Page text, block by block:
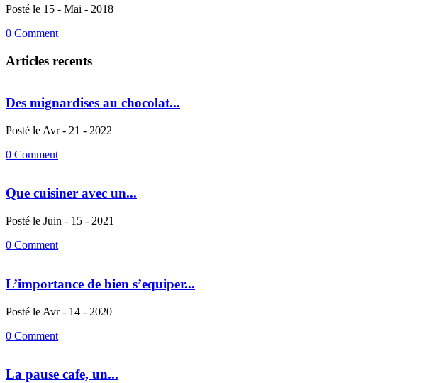
Posté le 15 - Mai - 2018
0 Comment
Articles recents
Des mignardises au chocolat...
Posté le Avr - 21 - 2022
0 Comment
Que cuisiner avec un...
Posté le Juin - 15 - 2021
0 Comment
L’importance de bien s’equiper...
Posté le Avr - 14 - 2020
0 Comment
La pause cafe, un...